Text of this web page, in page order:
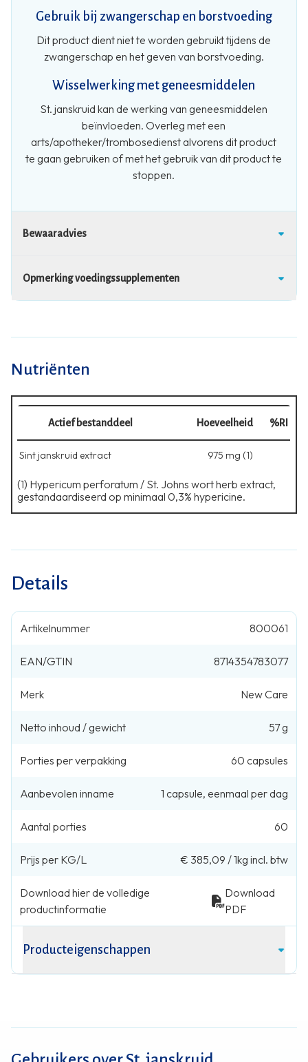
Gebruik bij zwangerschap en borstvoeding
Dit product dient niet te worden gebruikt tijdens de
zwangerschap en het geven van borstvoeding.
Wisselwerking met geneesmiddelen
St. janskruid kan de werking van geneesmiddelen
beïnvloeden. Overleg met een
arts/apotheker/trombosedienst alvorens dit product
te gaan gebruiken of met het gebruik van dit product te
stoppen.
Bewaaradvies
Opmerking voedingssupplementen
Details
Artikelnummer 800061
EAN/GTIN 8714354783077
Merk New Care
Netto inhoud / gewicht 57 g
Porties per verpakking 60 capsules
Aanbevolen inname 1 capsule, eenmaal per dag
Aantal porties 60
Prijs per KG/L € 385,09 /1kg incl. btw
Download hier de volledige
productinformatie
Download
PDF
Producteigenschappen
Nutriënten
Actief bestanddeel Hoeveelheid %RI
Sint janskruid extract 975 mg (1)
(1) Hypericum perforatum / St. Johns wort herb extract,
gestandaardiseerd op minimaal 0,3% hypericine.